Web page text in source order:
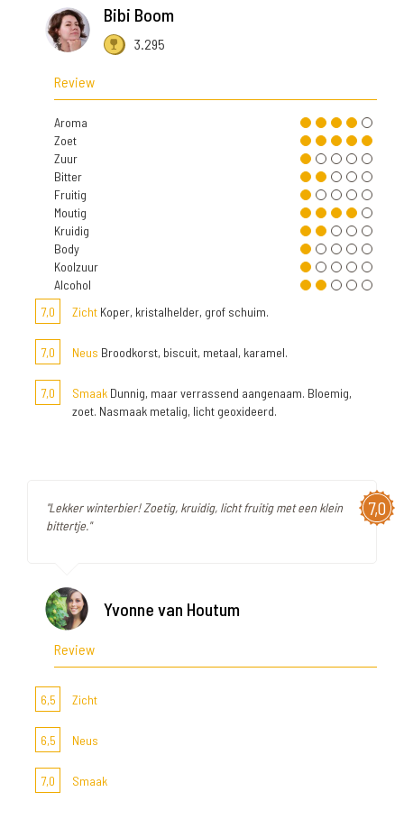
Bibi Boom
3.295
Review
Aroma
Zoet
Zuur
Bitter
Fruitig
Moutig
Kruidig
Body
Koolzuur
Alcohol
7,0
Zicht Koper, kristalhelder, grof schuim.
7,0 Neus Broodkorst, biscuit, metaal, karamel.
7,0 Smaak Dunnig, maar verrassend aangenaam. Bloemig,
zoet. Nasmaak metalig, licht geoxideerd.
7,0
"Lekker winterbier! Zoetig, kruidig, licht fruitig met een klein
bittertje."
Yvonne van Houtum
Review
6,5 Zicht
6,5 Neus
7,0 Smaak